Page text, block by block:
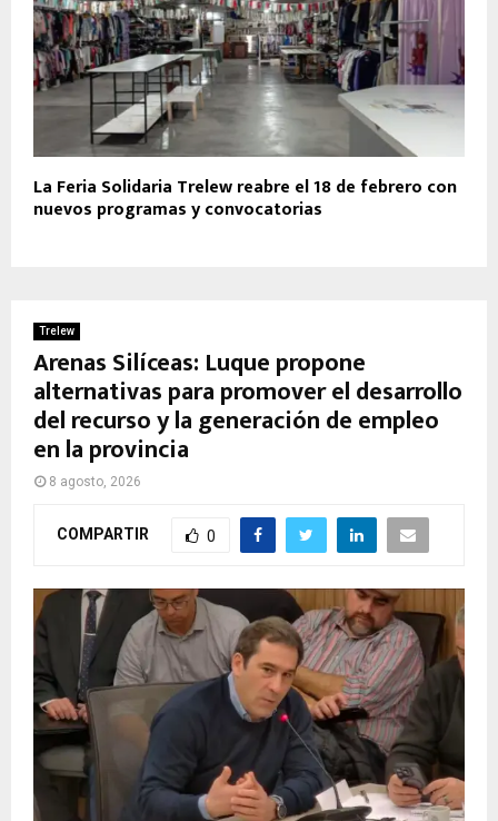
La Feria Solidaria Trelew reabre el 18 de febrero con
nuevos programas y convocatorias
Trelew
Arenas Silíceas: Luque propone
alternativas para promover el desarrollo
del recurso y la generación de empleo
en la provincia
8 agosto, 2026
COMPARTIR 0